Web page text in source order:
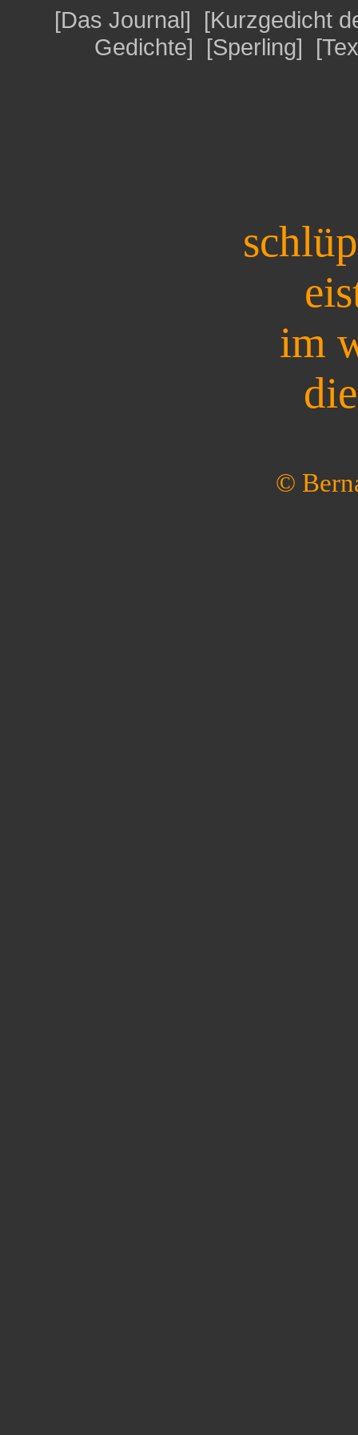
[Das Journal] [Kurzgedicht
Gedichte] [Sperling] [
im
©